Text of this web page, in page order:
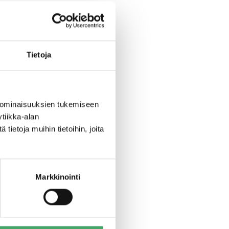
Tietoja
tukemiseen
alan
tietoja muihin tietoihin, joita
Markkinointi
rahoitusmalli
toteaa
hallitus
Juuren